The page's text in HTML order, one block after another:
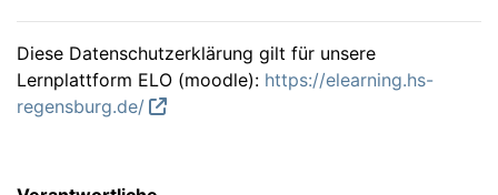
Diese Datenschutzerklärung gilt für unsere
Lernplattform ELO (moodle): https://elearning.hs-
regensburg.de/